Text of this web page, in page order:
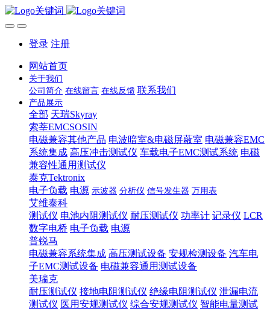
登录 注册
网站首页
关于我们
公司简介 在线留言 在线反馈 联系我们
产品展示
全部 天瑞Skyray
索莘EMCSOSIN
电磁兼容其他产品 电波暗室&电磁屏蔽室 电磁兼容EMC
系统集成 高压冲击测试仪 车载电子EMC测试系统 电磁
兼容性通用测试仪
泰克Tektronix
电子负载 电源 示波器 分析仪 信号发生器 万用表
艾维泰科
测试仪 电池内阻测试仪 耐压测试仪 功率计 记录仪 LCR
数字电桥 电子负载 电源
普锐马
电磁兼容系统集成 高压测试设备 安规检测设备 汽车电
子EMC测试设备 电磁兼容通用测试设备
美瑞克
耐压测试仪 接地电阻测试仪 绝缘电阻测试仪 泄漏电流
测试仪 医用安规测试仪 综合安规测试仪 智能电量测试